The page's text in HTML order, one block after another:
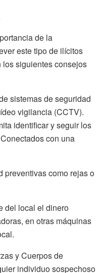
de la
este tipo de ilícitos
siguientes consejos
sistemas de seguridad
vigilancia (CCTV).
identificar y seguir los
con una
preventivas como rejas o
del local el dinero
en otras máquinas
y Cuerpos de
individuo sospechoso